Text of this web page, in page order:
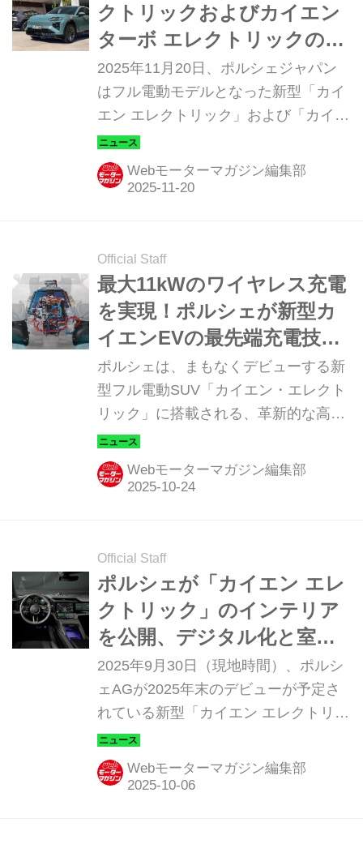
クトリックおよびカイエン
ターボ エレクトリックの予
約受注を開始
2025年11月20日、ポルシェジャパン
はフル電動モデルとなった新型「カイ
エン エレクトリック」および「カイエ
ン ターボ エレクトリック」の予約受
注を開始した。
Webモーターマガジン編集部
Official Staff
最大11kWのワイヤレス充電
を実現！ポルシェが新型カ
イエンEVの最先端充電技術
を公開
ポルシェは、まもなくデビューする新
型フル電動SUV「カイエン・エレクト
リック」に搭載される、革新的な高電
圧システムの詳細を明らかにした。ポ
ルシェのDNAである走行性能を犠牲に
することなく、航続距離と充電の利便
礎を築くものとなる。
Webモーターマガジン編集部
Official Staff
ポルシェが「カイエン エレ
クトリック」のインテリア
を公開、デジタル化と室内
体験を再定義
2025年9月30日（現地時間）、ポルシ
ェAGが2025年末のデビューが予定さ
れている新型「カイエン エレクトリッ
ク」のインテリアを公開し、大きな話
題となっている。ポルシェ史上最大の
ディスプレイを備えた新しいデジタル
Webモーターマガジン編集部